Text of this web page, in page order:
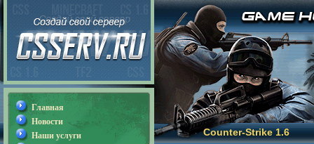
Counter-Strike 1.6
Главная
Новости
Наши услуги